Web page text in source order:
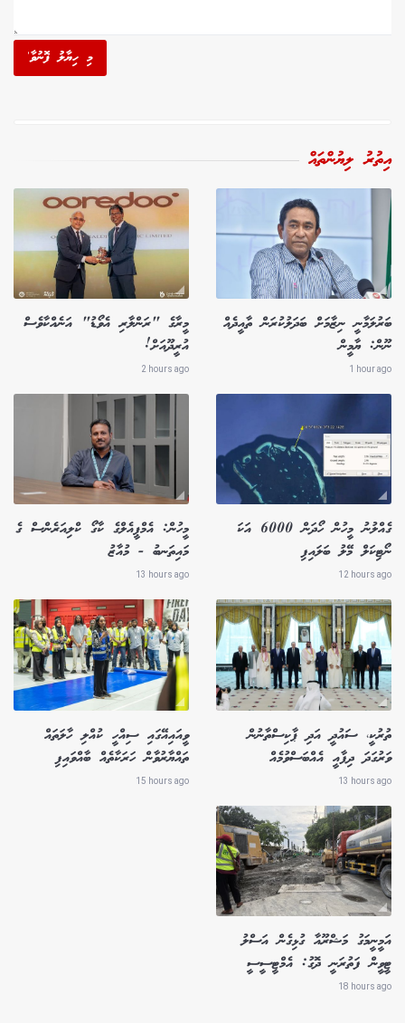
މި ހިޔާލު ފޮނުވާ'
އިތުރު ލިޔުންތައް
ބަރުލަމާނީ ނިޒާމަށް ބަދަލުކުރަން ތާއީދެއް
ނޫން: ޔާމީން
1 hour ago
މީރާގެ "ރަންލާރި އެވޯޑު" އަނެއްކާވެސް
އުރީދޫއަށް!
2 hours ago
ގެއްލުނު މީހުން ހޯދަން 6000 އަކަ
ނޯޓިކަލް މޭލު ބަލައިފި
12 hours ago
މީހުން: އެމްޕީއެލްގެ ކާގޯ ކްލިއަރެންސް ގެ
މައިތަނބު - މުއާޒު
13 hours ago
ތުރުކީ، ސައުދީ އަދި ޕާކިސްތާނުން
ވަރުގަދަ ދިފާއީ އެއްބަސްވުމެއް
13 hours ago
ވީއައިއޭގައި ސިއްހީ ކުއްލި ހާލަތައް
ތައްޔާރުވާން ހަރަކާތެއް ބާއްވައިފި
15 hours ago
އަމީނީމަގު މަޝްރޫއާ ގުޅިގެން އަސްލު
ޓީވީން ފަތުރަނީ ދޮގު: އެމްޓީސީސީ
18 hours ago